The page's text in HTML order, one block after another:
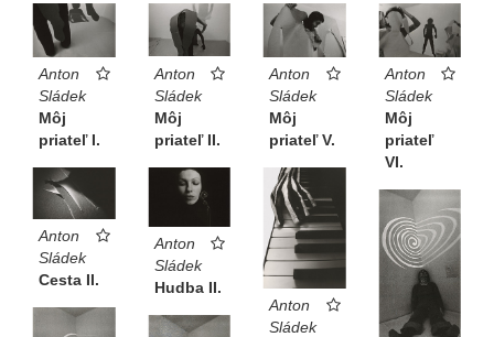
Anton
Sládek
Môj
priateľ I.
Anton
Sládek
Môj
priateľ II.
Anton
Sládek
Môj
priateľ V.
Anton
Sládek
Môj
priateľ
VI.
Anton
Sládek
Hudba II.
Anton
Sládek
Cesta II.
Anton
Sládek